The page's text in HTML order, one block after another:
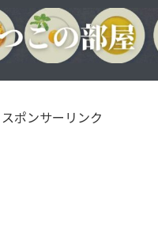
スポンサーリンク